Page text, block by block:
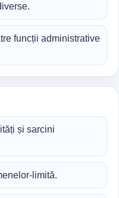
funcții administrative
și sarcini
limită.